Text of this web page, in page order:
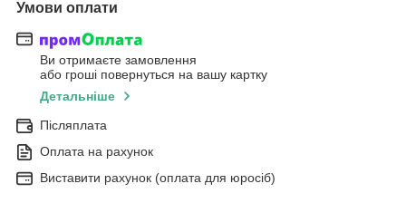
Умови оплати
Ви отримаєте замовлення
або гроші повернуться на вашу картку
Детальніше
Післяплата
Оплата на рахунок
Виставити рахунок (оплата для юросіб)